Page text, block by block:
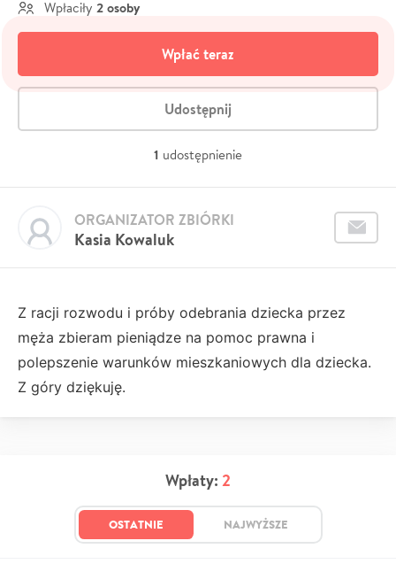
Wpłaciły 2 osoby
Wpłać teraz
Udostępnij
1 udostępnienie
Kasia Kowaluk
ORGANIZATOR ZBIÓRKI
Z racji rozwodu i próby odebrania dziecka przez
męża zbieram pieniądze na pomoc prawna i
polepszenie warunków mieszkaniowych dla dziecka.
Z góry dziękuję.
Wpłaty: 2
OSTATNIE NAJWYŻSZE